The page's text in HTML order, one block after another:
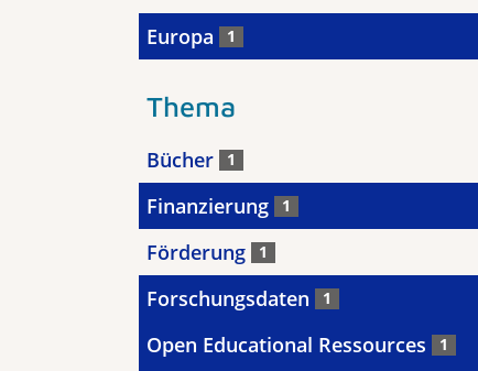
Europa 1
Thema
Bücher 1
Finanzierung 1
Förderung 1
Forschungsdaten 1
Open Educational Ressources 1